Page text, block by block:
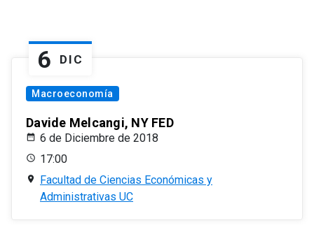
6 DIC
Macroeconomía
Davide Melcangi, NY FED
6 de Diciembre de 2018
17:00
Facultad de Ciencias Económicas y
Administrativas UC